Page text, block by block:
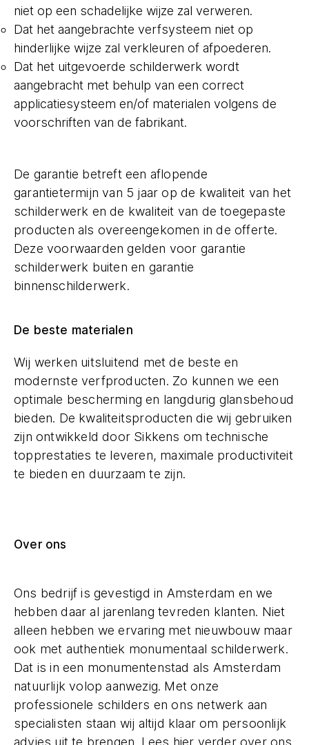
niet op een schadelijke wijze zal verweren.
Dat het aangebrachte verfsysteem niet op
hinderlijke wijze zal verkleuren of afpoederen.
Dat het uitgevoerde schilderwerk wordt
aangebracht met behulp van een correct
applicatiesysteem en/of materialen volgens de
voorschriften van de fabrikant.
De garantie betreft een aflopende
garantietermijn van 5 jaar op de kwaliteit van het
schilderwerk en de kwaliteit van de toegepaste
producten als overeengekomen in de offerte.
Deze voorwaarden gelden voor garantie
schilderwerk buiten en garantie
binnenschilderwerk.
De beste materialen
Wij werken uitsluitend met de beste en
modernste verfproducten. Zo kunnen we een
optimale bescherming en langdurig glansbehoud
bieden. De kwaliteitsproducten die wij gebruiken
zijn ontwikkeld door Sikkens om technische
topprestaties te leveren, maximale productiviteit
te bieden en duurzaam te zijn.
Over ons
Ons bedrijf is gevestigd in Amsterdam en we
hebben daar al jarenlang tevreden klanten. Niet
alleen hebben we ervaring met nieuwbouw maar
ook met authentiek monumentaal schilderwerk.
Dat is in een monumentenstad als Amsterdam
natuurlijk volop aanwezig. Met onze
professionele schilders en ons netwerk aan
specialisten staan wij altijd klaar om persoonlijk